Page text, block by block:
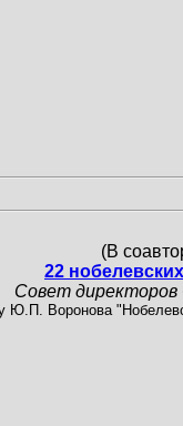
(В
22
Совет директоров
Ю.П. Воронова